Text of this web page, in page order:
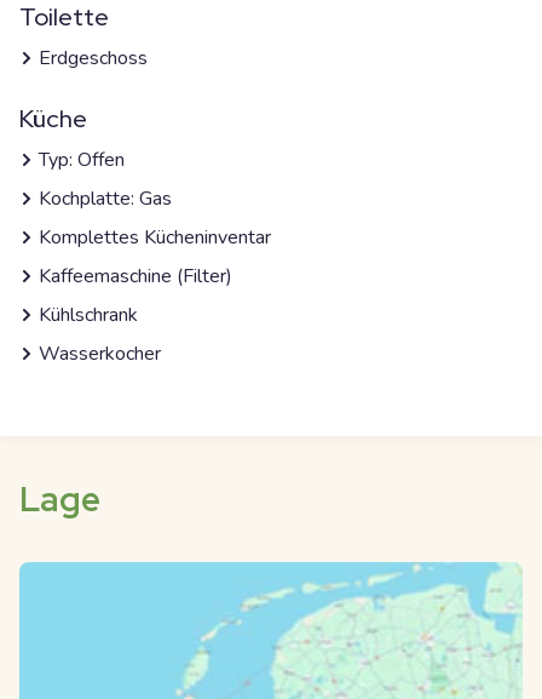
Toilette
Erdgeschoss
Küche
Typ: Offen
Kochplatte: Gas
Komplettes Kücheninventar
Kaffeemaschine (Filter)
Kühlschrank
Wasserkocher
Lage